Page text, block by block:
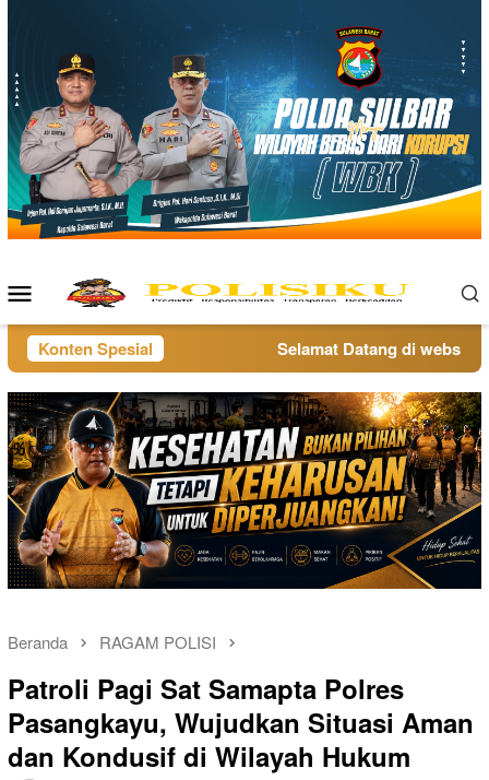
Menu
Mobile
Konten Spesial Selamat Datang di website
Beranda RAGAM POLISI
Patroli Pagi Sat Samapta Polres
Pasangkayu, Wujudkan Situasi Aman
dan Kondusif di Wilayah Hukum